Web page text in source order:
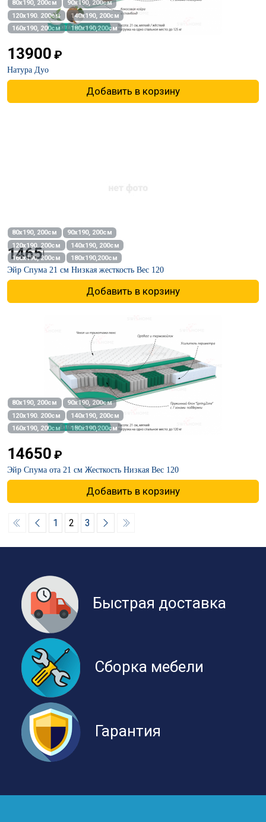
80х190, 200см
90х190, 200см
120х190. 200см
140х190, 200см
160х190, 200см
180х190,200см
13900 ₽
Натура Дуо
Добавить в корзину
80х190, 200см
90х190, 200см
120х190. 200см
140х190, 200см
160х190, 200см
180х190,200см
14650₽
Эйр Спума 21 см Низкая жесткость Вес 120
Добавить в корзину
80х190, 200см
90х190, 200см
120х190. 200см
140х190, 200см
160х190, 200см
180х190,200см
14650 ₽
Эйр Спума ота 21 см Жесткость Низкая Вес 120
Добавить в корзину
1 2 3
Быстрая доставка
Сборка мебели
Гарантия